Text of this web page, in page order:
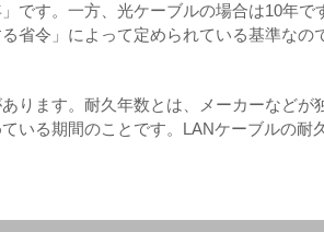
です。一方、光ケーブルの場合は10年で
省令」によって定められている基準なの
ります。耐久年数とは、メーカーなどが
いる期間のことです。LANケーブルの耐